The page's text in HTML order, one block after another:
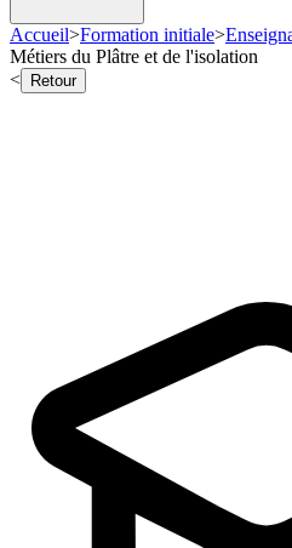
Accueil>Formation initiale>
Métiers du Plâtre et de l'isolation
<
Retour